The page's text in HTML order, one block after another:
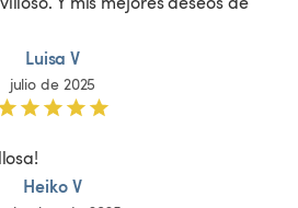
Luisa V
julio de 2025
Heiko V